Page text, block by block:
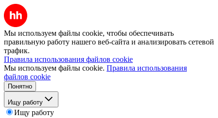
Мы используем файлы cookie, чтобы обеспечивать
правильную работу нашего веб-сайта и анализировать сетевой
трафик.
Правила использования файлов cookie
Мы используем файлы cookie. Правила использования
файлов cookie
Понятно
Ищу работу
Ищу работу